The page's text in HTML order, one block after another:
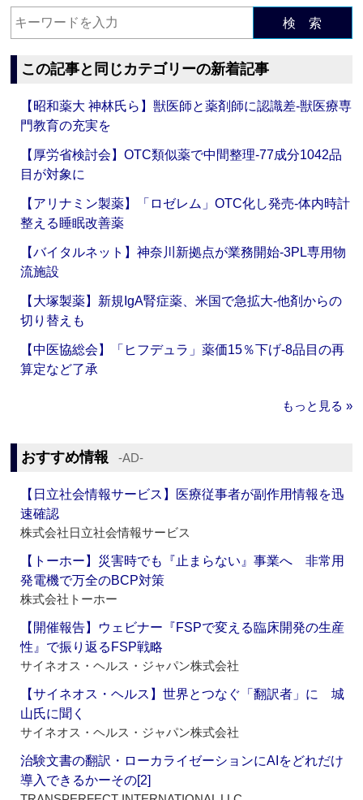
検 索
この記事と同じカテゴリーの新着記事
【昭和薬大 神林氏ら】獣医師と薬剤師に認識差‐獣医療専
門教育の充実を
【厚労省検討会】OTC類似薬で中間整理‐77成分1042品
目が対象に
【アリナミン製薬】「ロゼレム」OTC化し発売‐体内時計
整える睡眠改善薬
【バイタルネット】神奈川新拠点が業務開始‐3PL専用物
流施設
【大塚製薬】新規IgA腎症薬、米国で急拡大‐他剤からの
切り替えも
【中医協総会】「ヒフデュラ」薬価15％下げ‐8品目の再
算定など了承
もっと見る »
おすすめ情報 ‐AD‐
【日立社会情報サービス】医療従事者が副作用情報を迅
速確認
株式会社日立社会情報サービス
【トーホー】災害時でも『止まらない』事業へ 非常用
発電機で万全のBCP対策
株式会社トーホー
【開催報告】ウェビナー『FSPで変える臨床開発の生産
性』で振り返るFSP戦略
サイネオス・ヘルス・ジャパン株式会社
【サイネオス・ヘルス】世界とつなぐ「翻訳者」に 城
山氏に聞く
サイネオス・ヘルス・ジャパン株式会社
治験文書の翻訳・ローカライゼーションにAIをどれだけ
導入できるかーその[2]